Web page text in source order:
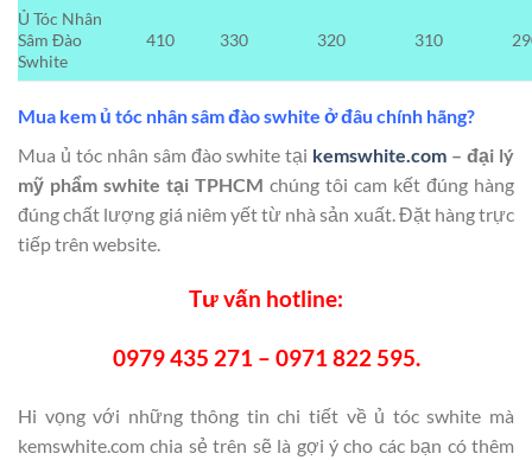
Ủ Tóc Nhân
Sâm Đào
Swhite
410 330 320 310
Mua kem ủ tóc nhân sâm đào swhite ở đâu chính hãng?
Mua ủ tóc nhân sâm đào swhite tại kemswhite.com – đại lý
mỹ phẩm swhite tại TPHCM chúng tôi cam kết đúng hàng
đúng chất lượng giá niêm yết từ nhà sản xuất. Đặt hàng trực
tiếp trên website.
Tư vấn hotline:
0979 435 271 – 0971 822 595.
Hi vọng với những thông tin chi tiết về ủ tóc swhite mà
kemswhite.com chia sẻ trên sẽ là gợi ý cho các bạn có thêm